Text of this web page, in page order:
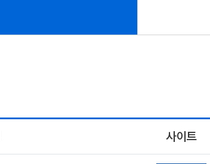
사이트